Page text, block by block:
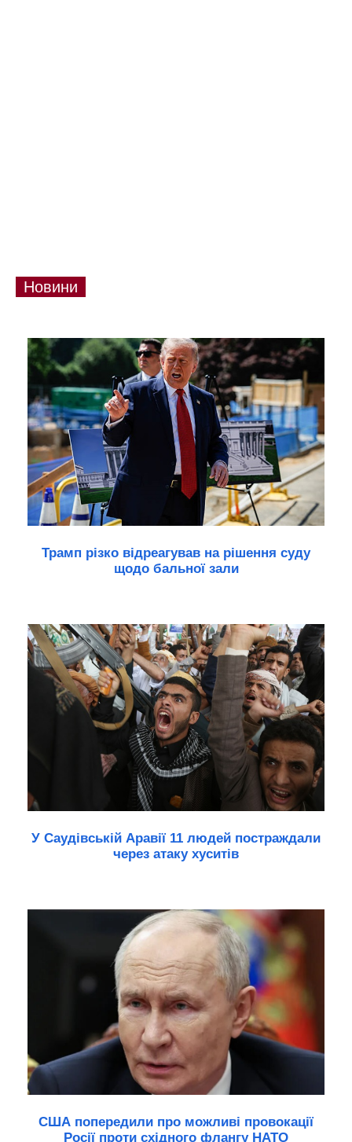
Новини
Трамп різко відреагував на рішення суду
щодо бальної зали
У Саудівській Аравії 11 людей постраждали
через атаку хуситів
США попередили про можливі провокації
Росії проти східного флангу НАТО